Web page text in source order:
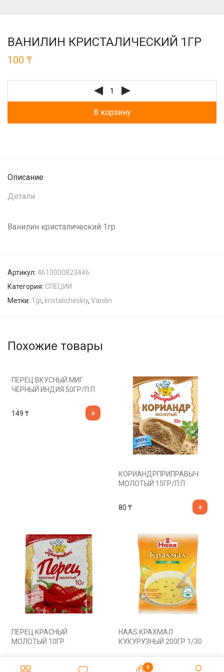
ВАНИЛИН КРИСТАЛИЧЕСКИЙ 1ГР
100 ₸
В корзину
Описание
Детали
Ванилин кристалический 1гр
Артикул: 4610000823446
Категория: СПЕЦИИ
Метки: 1gr, kristalicheskiy, Vanilin
Похожие товары
ПЕРЕЦ ВКУСНЫЙ МИГ
ЧЕРНЫЙ ИНДИЯ 50ГР/П.П
149 ₸
КОРИАНДРПРИПРАВЫЧ
МОЛОТЫЙ 15ГР/П.П
80 ₸
ПЕРЕЦ КРАСНЫЙ
МОЛОТЫЙ 10ГР
95₸
HAAS КРАХМАЛ
КУКУРУЗНЫЙ 200ГР 1/30
0